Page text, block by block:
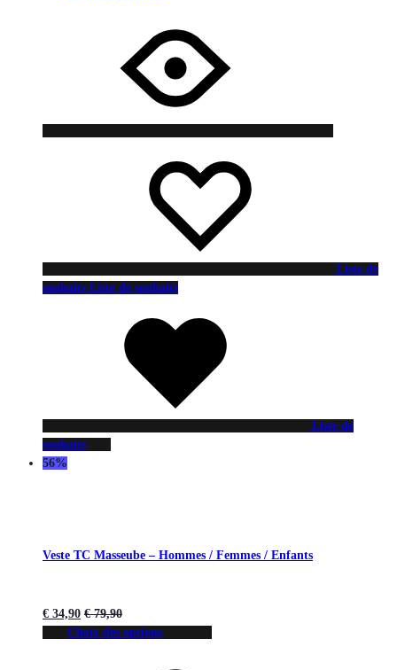
Liste de
souhaits Liste de souhaits
Liste de
souhaits
56%
Veste TC Masseube – Hommes / Femmes / Enfants
€ 34,90 €79,90
Choix des options